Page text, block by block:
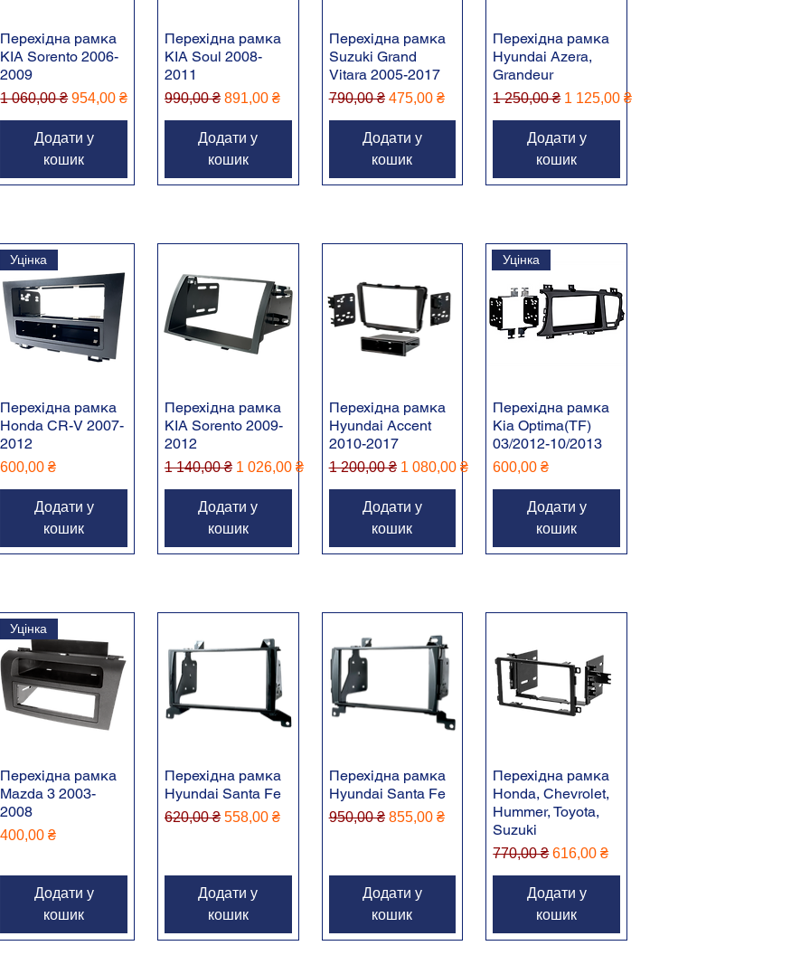
Перехідна рамка
KIA Sorento 2006-
2009
Звичайна ціна
1 060,00 ₴ За розпродажем
954,00 ₴
Додати у
кошик
Перехідна рамка
KIA Soul 2008-
2011
Звичайна ціна
990,00 ₴ За розпродажем
891,00 ₴
Додати у
кошик
Перехідна рамка
Suzuki Grand
Vitara 2005-2017
Звичайна ціна
790,00 ₴ За розпродажем
475,00 ₴
Додати у
кошик
Перехідна рамка
Hyundai Azera,
Grandeur
Звичайна ціна
1 250,00 ₴ За розпродажем
1 125,00 ₴
Додати у
кошик
Уцінка
Перехідна рамка
Honda CR-V 2007-
2012
Ціна
600,00 ₴
Додати у
кошик
Перехідна рамка
KIA Sorento 2009-
2012
Звичайна ціна
1 140,00 ₴ За розпродажем
1 026,00 ₴
Додати у
кошик
Перехідна рамка
Hyundai Accent
2010-2017
Звичайна ціна
1 200,00 ₴ За розпродажем
1 080,00 ₴
Додати у
кошик
Уцінка
Перехідна рамка
Kia Optima(TF)
03/2012-10/2013
Ціна
600,00 ₴
Додати у
кошик
Уцінка
Перехідна рамка
Mazda 3 2003-
2008
Ціна
400,00 ₴
Додати у
кошик
Перехідна рамка
Hyundai Santa Fe
Звичайна ціна
620,00 ₴ За розпродажем
558,00 ₴
Додати у
кошик
Перехідна рамка
Hyundai Santa Fe
Звичайна ціна
950,00 ₴ За розпродажем
855,00 ₴
Додати у
кошик
Перехідна рамка
Honda, Chevrolet,
Hummer, Toyota,
Suzuki
Звичайна ціна
770,00 ₴ За розпродажем
616,00 ₴
Додати у
кошик